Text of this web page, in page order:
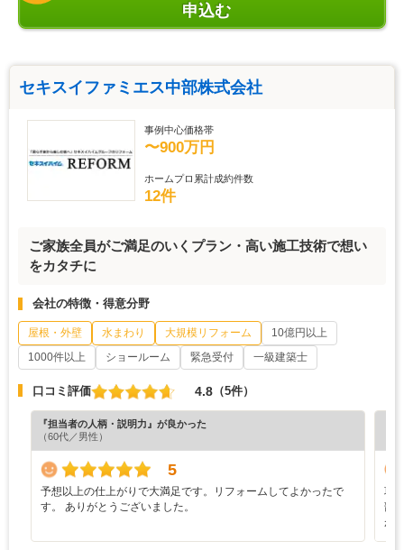
申込む
セキスイファミエス中部株式会社
事例中心価格帯
〜900万円
ホームプロ累計成約件数
12件
ご家族全員がご満足のいくプラン・高い施工技術で想い
をカタチに
会社の特徴・得意分野
屋根・外壁 水まわり 大規模リフォーム
10億円以上
1000件以上
ショールーム 緊急受付 一級建築士
口コミ評価 4.8 （5件）
『担当者の人柄・説明力』が良かった
（60代／男性）
5
予想以上の仕上がりで大満足です。リフォームしてよかったで
す。 ありがとうございました。
項
部
が